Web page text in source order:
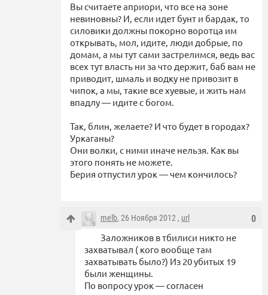
Вы считаете априори, что все на зоне
невиновны? И, если идет бунт и бардак, то
силовики должны покорно воротца им
открывать, мол, идите, люди добрые, по
домам, а мы тут сами застрелимся, ведь вас
всех тут власть ни за что держит, баб вам не
приводит, шмаль и водку не привозит в
чипок, а мы, такие все хуевые, и жить нам
впадлу — идите с богом.
Так, блин, желаете? И что будет в городах?
Уркаганы?
Они волки, с ними иначе нельзя. Как вы
этого понять не можете.
Берия отпустил урок — чем кончилось?
0
melb, 26 Ноября 2012 , url
Заложников в тбилиси никто не
захватывал ( кого вообще там
захватывать было?) Из 20 убитых 19
были женщины.
По вопросу урок — согласен